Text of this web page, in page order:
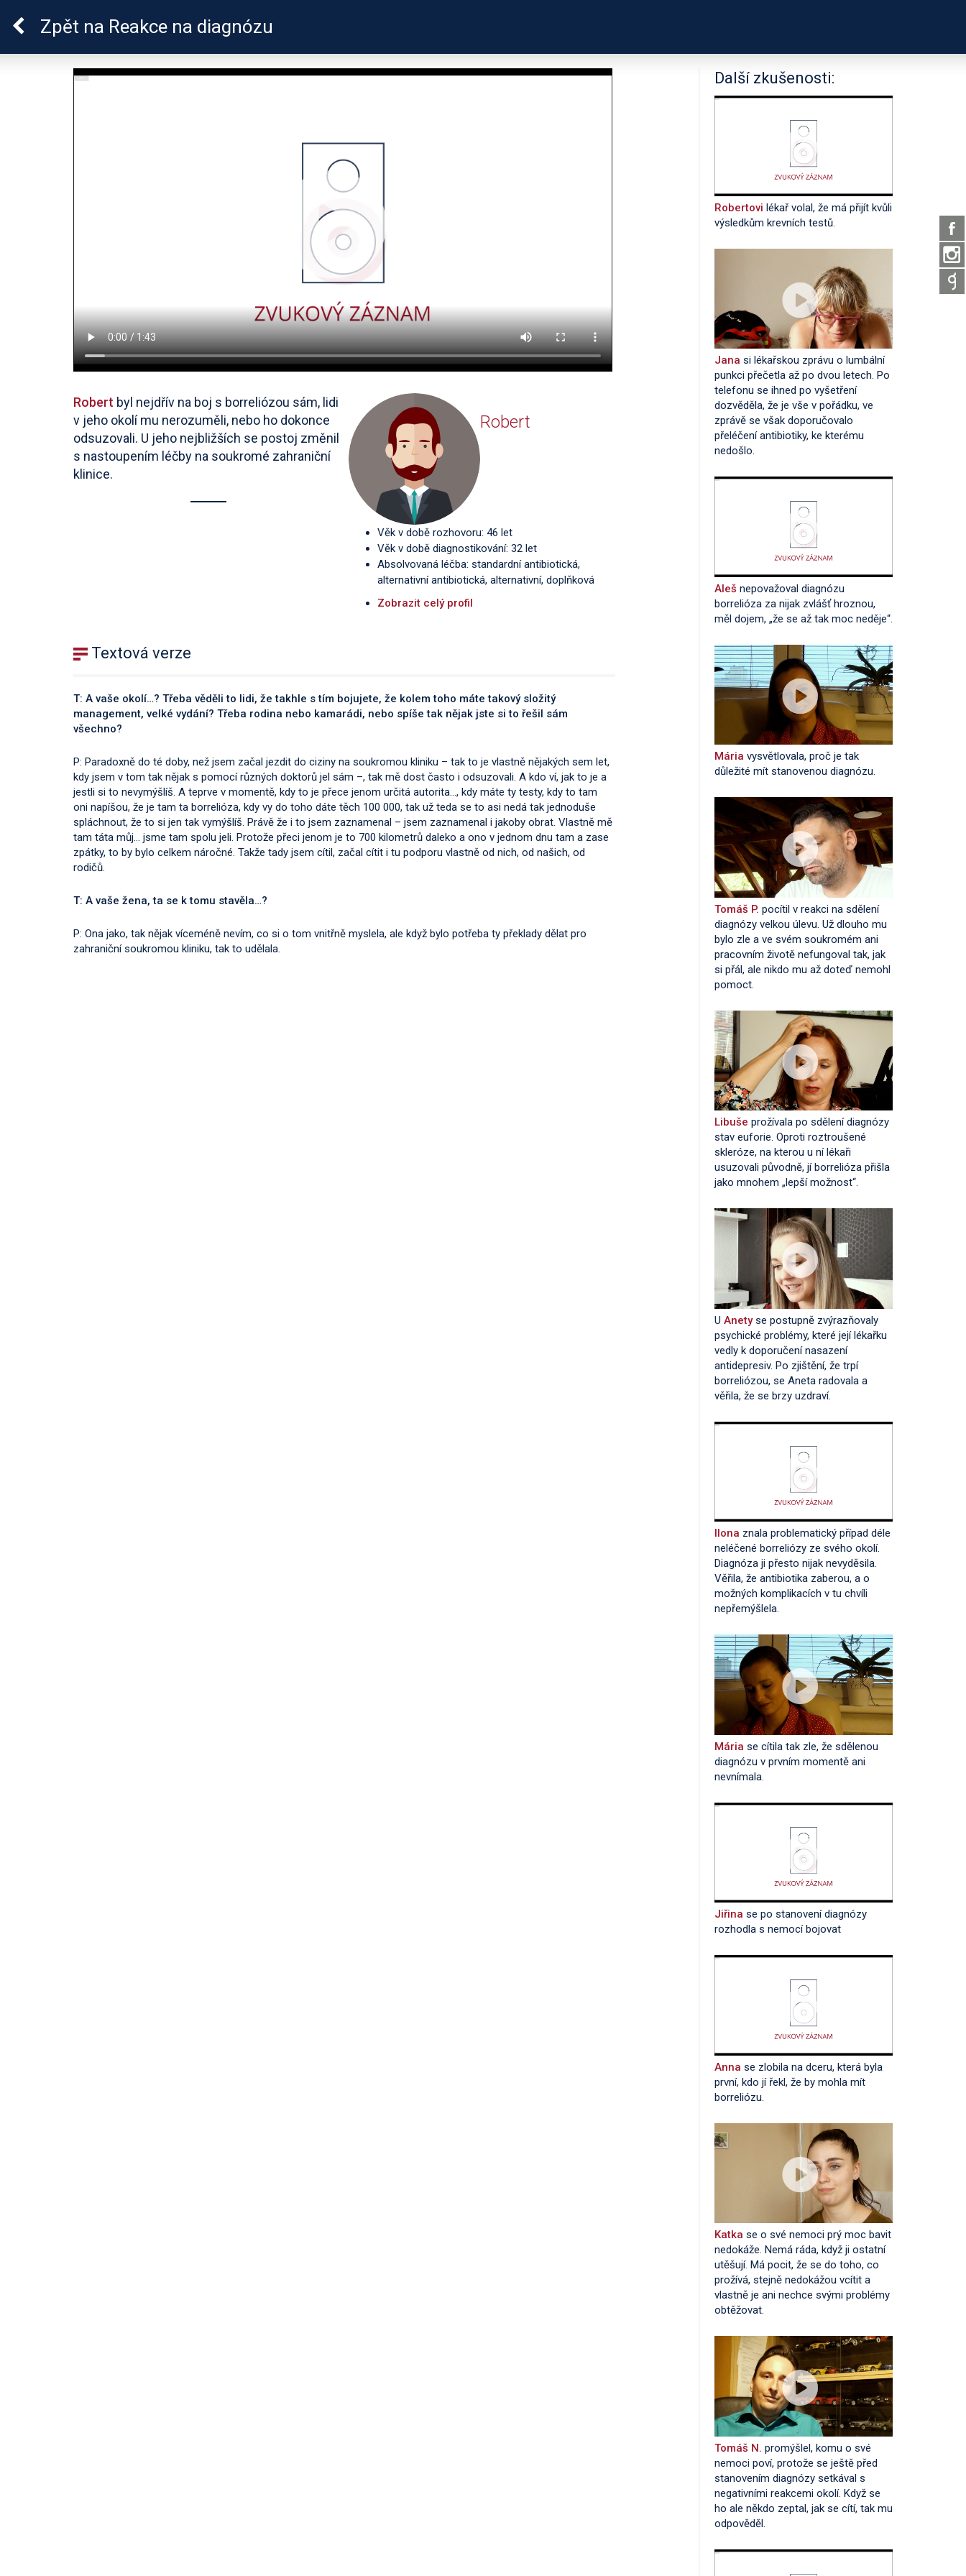
Lymeská borrelióza
Zpět na Reakce na diagnózu
Robert byl nejdřív na boj s borreliózou sám, lidi
v jeho okolí mu nerozuměli, nebo ho dokonce
odsuzovali. U jeho nejbližších se postoj změnil
s nastoupením léčby na soukromé zahraniční
klinice.
Robert
Věk v době rozhovoru: 46 let
Věk v době diagnostikování: 32 let
Absolvovaná léčba: standardní antibiotická,
alternativní antibiotická, alternativní, doplňková
Zobrazit celý profil
Textová verze
T: A vaše okolí…? Třeba věděli to lidi, že takhle s tím bojujete, že kolem toho máte takový složitý
management, velké vydání? Třeba rodina nebo kamarádi, nebo spíše tak nějak jste si to řešil sám
všechno?
P: Paradoxně do té doby, než jsem začal jezdit do ciziny na soukromou kliniku – tak to je vlastně nějakých sem let,
kdy jsem v tom tak nějak s pomocí různých doktorů jel sám –, tak mě dost často i odsuzovali. A kdo ví, jak to je a
jestli si to nevymýšlíš. A teprve v momentě, kdy to je přece jenom určitá autorita…, kdy máte ty testy, kdy to tam
oni napíšou, že je tam ta borrelióza, kdy vy do toho dáte těch 100 000, tak už teda se to asi nedá tak jednoduše
spláchnout, že to si jen tak vymýšlíš. Právě že i to jsem zaznamenal – jsem zaznamenal i jakoby obrat. Vlastně mě
tam táta můj… jsme tam spolu jeli. Protože přeci jenom je to 700 kilometrů daleko a ono v jednom dnu tam a zase
zpátky, to by bylo celkem náročné. Takže tady jsem cítil, začal cítit i tu podporu vlastně od nich, od našich, od
rodičů.
T: A vaše žena, ta se k tomu stavěla…?
P: Ona jako, tak nějak víceméně nevím, co si o tom vnitřně myslela, ale když bylo potřeba ty překlady dělat pro
zahraniční soukromou kliniku, tak to udělala.
Další zkušenosti:
Robertovi lékař volal, že má přijít kvůli
výsledkům krevních testů.
Jana si lékařskou zprávu o lumbální
punkci přečetla až po dvou letech. Po
telefonu se ihned po vyšetření
dozvěděla, že je vše v pořádku, ve
zprávě se však doporučovalo
přeléčení antibiotiky, ke kterému
nedošlo.
Aleš nepovažoval diagnózu
borrelióza za nijak zvlášť hroznou,
měl dojem, „že se až tak moc neděje“.
Mária vysvětlovala, proč je tak
důležité mít stanovenou diagnózu.
Tomáš P. pocítil v reakci na sdělení
diagnózy velkou úlevu. Už dlouho mu
bylo zle a ve svém soukromém ani
pracovním životě nefungoval tak, jak
si přál, ale nikdo mu až doteď nemohl
pomoct.
Libuše prožívala po sdělení diagnózy
stav euforie. Oproti roztroušené
skleróze, na kterou u ní lékaři
usuzovali původně, jí borrelióza přišla
jako mnohem „lepší možnost“.
U Anetyse postupně zvýrazňovaly
psychické problémy, které její lékařku
vedly k doporučení nasazení
antidepresiv. Po zjištění, že trpí
borreliózou, se Aneta radovala a
věřila, že se brzy uzdraví.
Ilona znala problematický případ déle
neléčené borreliózy ze svého okolí.
Diagnóza ji přesto nijak nevyděsila.
Věřila, že antibiotika zaberou, a o
možných komplikacích v tu chvíli
nepřemýšlela.
Mária se cítila tak zle, že sdělenou
diagnózu v prvním momentě ani
nevnímala.
Jiřina se po stanovení diagnózy
rozhodla s nemocí bojovat
Anna se zlobila na dceru, která byla
první, kdo jí řekl, že by mohla mít
borreliózu.
Katka se o své nemoci prý moc bavit
nedokáže. Nemá ráda, když ji ostatní
utěšují. Má pocit, že se do toho, co
prožívá, stejně nedokážou vcítit a
vlastně je ani nechce svými problémy
obtěžovat.
Tomáš N. promýšlel, komu o své
nemoci poví, protože se ještě před
stanovením diagnózy setkával s
negativními reakcemi okolí. Když se
ho ale někdo zeptal, jak se cítí, tak mu
odpověděl.